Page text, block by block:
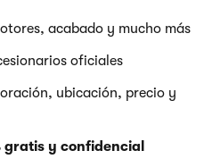
acabado y mucho más
oficiales
ubicación, precio y
gratis y confidencial